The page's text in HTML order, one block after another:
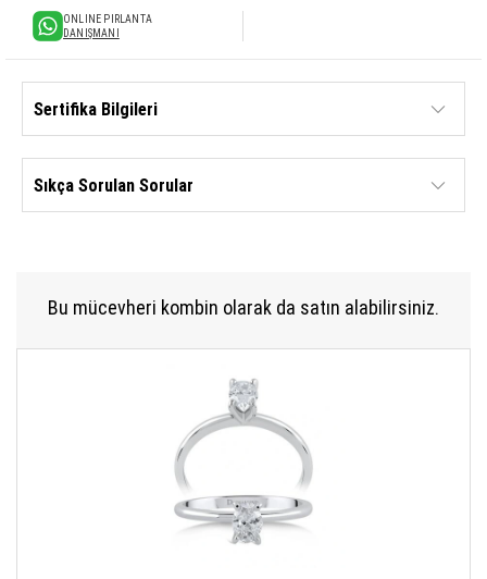
ONLINE PIRLANTA
DANIŞMANI
Sertifika Bilgileri
Sıkça Sorulan Sorular
Bu mücevheri kombin olarak da satın alabilirsiniz.